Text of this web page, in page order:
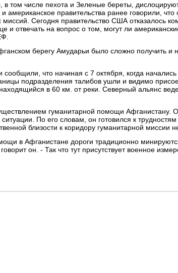
том числе пехота и Зеленые береты,
американское правительства ранее говорили, что
Сегодня правительство США отказалось
и отвечать на вопрос о том, могут ли
берегу Амударьи было сложно получить и
сообщили, что начиная с 7 октября, когда
подразделения талибов ушли и видимо
в 60 км. от реки. Северный альянс
гуманитарной помощи Афганистану.
По его словам, он готовился к
близости к коридору гуманитарной миссии
в Афганистане дороги традиционно
он. - Так что тут присутствует военное